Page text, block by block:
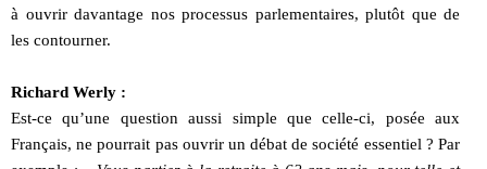
à ouvrir davantage nos processus parlementaires, plutôt que de
les contourner.
Richard Werly :
Est-ce qu’une question aussi simple que celle-ci, posée aux
Français, ne pourrait pas ouvrir un débat de société essentiel ? Par